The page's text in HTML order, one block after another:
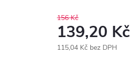
156 Kč
139,20 Kč
115,04 Kč bez DPH